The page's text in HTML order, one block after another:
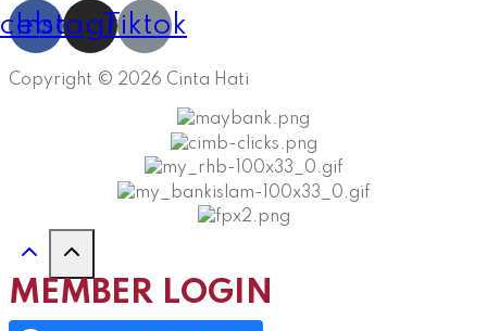
Instagram
Tiktok
Copyright © 2026 Cinta Hati
MEMBER LOGIN